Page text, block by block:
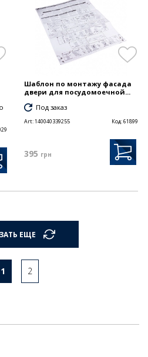
Шаблон по монтажу фасада
двери для посудомоечной...
Под заказ
Art:140040339255 Код:61899
395 грн
ЕЩЕ
1 2